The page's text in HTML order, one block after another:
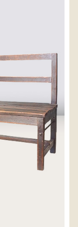
】
で送料が表